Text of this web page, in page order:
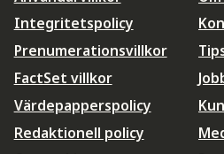
Integritetspolicy
Prenumerationsvillkor
FactSet villkor
Värdepapperspolicy
Redaktionell policy